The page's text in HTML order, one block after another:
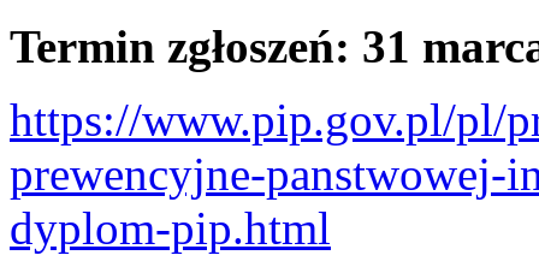
Termin zgłoszeń: 31
https://www.pip.gov.pl/pl/
prewencyjne-panstwowej-
dyplom-pip.html